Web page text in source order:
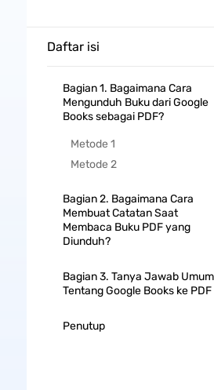
Daftar isi
Bagian 1. Bagaimana Cara
Mengunduh Buku dari Google
Books sebagai PDF?
Metode 1
Metode 2
Bagian 2. Bagaimana Cara
Membuat Catatan Saat
Membaca Buku PDF yang
Diunduh?
Bagian 3. Tanya Jawab Umum
Tentang Google Books ke PDF
Penutup